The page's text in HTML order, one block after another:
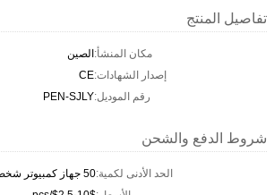
تفاصيل المنتج
مكان المنشأ:الصين
إصدار الشهادات:CE
رقم الموديل:PEN-SJLY
شروط الدفع والشحن
الحد الأدنى لكمية:50 جهاز كمبيوتر شخصى